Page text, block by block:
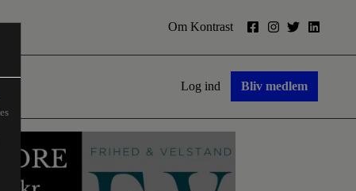
Om Kontrast
Log ind Bliv medlem